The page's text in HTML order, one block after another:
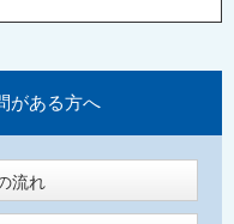
がある方へ
流れ